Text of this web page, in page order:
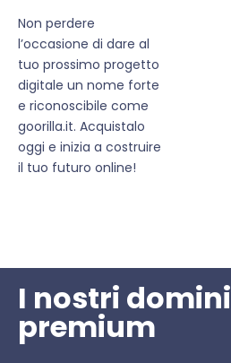
Non perdere
l’occasione di dare al
tuo prossimo progetto
digitale un nome forte
e riconoscibile come
goorilla.it. Acquistalo
oggi e inizia a costruire
il tuo futuro online!
I nostri domini
premium